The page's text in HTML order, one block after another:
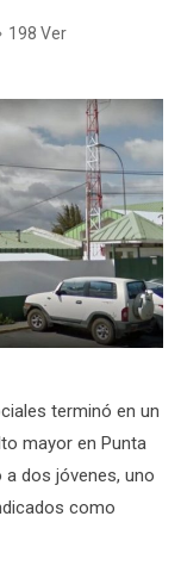
198 Ver
terminó en un
mayor en Punta
dos jóvenes, uno
como